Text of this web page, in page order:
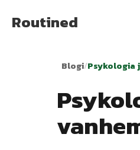
Routined
Blogi/Psykologia